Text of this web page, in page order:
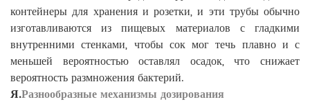
контейнеры для хранения и розетки, и эти трубы обычно
изготавливаются из пищевых материалов с гладкими
внутренними стенками, чтобы сок мог течь плавно и с
меньшей вероятностью оставлял осадок, что снижает
вероятность размножения бактерий.
Я.Разнообразные механизмы дозирования